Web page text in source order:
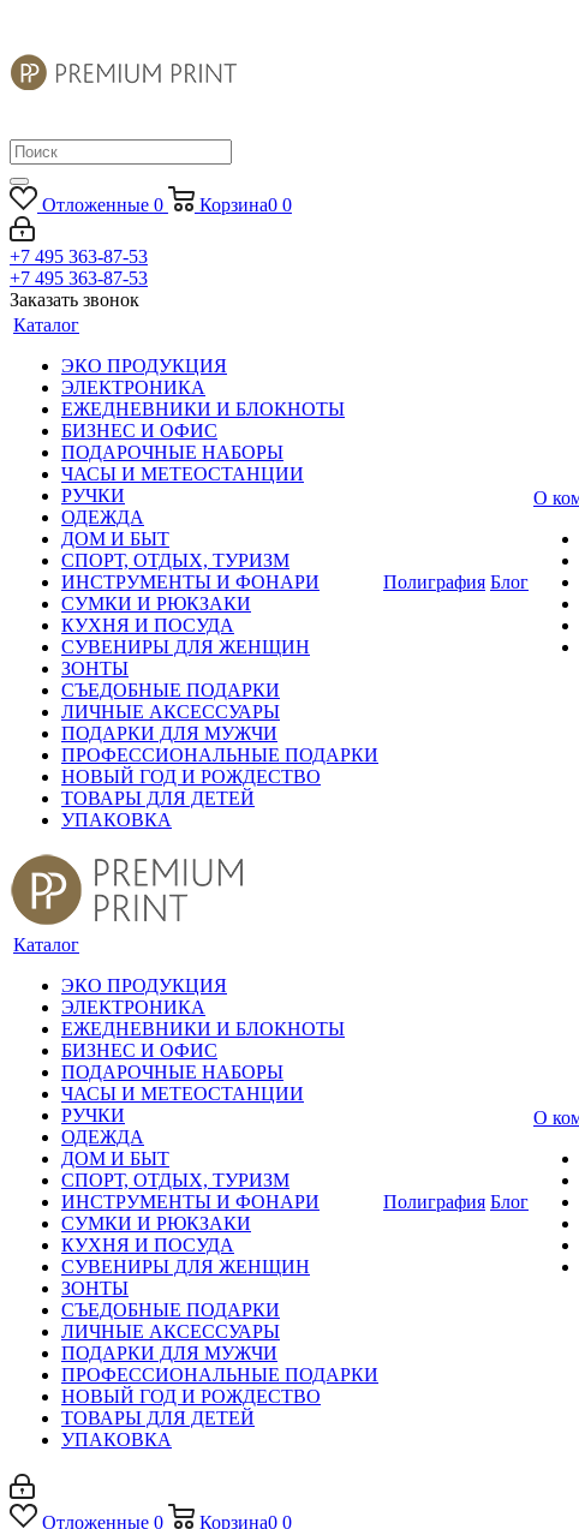
Отложенные 0 Корзина0 0
+7 495 363-87-53
+7 495 363-87-53
Заказать звонок
Каталог
ЭКО ПРОДУКЦИЯ
ЭЛЕКТРОНИКА
ЕЖЕДНЕВНИКИ И БЛОКНОТЫ
БИЗНЕС И ОФИС
ПОДАРОЧНЫЕ НАБОРЫ
ЧАСЫ И МЕТЕОСТАНЦИИ
РУЧКИ
ОДЕЖДА
ДОМ И БЫТ
СПОРТ, ОТДЫХ, ТУРИЗМ
ИНСТРУМЕНТЫ И ФОНАРИ
СУМКИ И РЮКЗАКИ
КУХНЯ И ПОСУДА
СУВЕНИРЫ ДЛЯ ЖЕНЩИН
ЗОНТЫ
СЪЕДОБНЫЕ ПОДАРКИ
ЛИЧНЫЕ АКСЕССУАРЫ
ПОДАРКИ ДЛЯ МУЖЧИ
ПРОФЕССИОНАЛЬНЫЕ ПОДАРКИ
НОВЫЙ ГОД И РОЖДЕСТВО
ТОВАРЫ ДЛЯ ДЕТЕЙ
УПАКОВКА
Полиграфия Блог
О
Каталог
ЭКО ПРОДУКЦИЯ
ЭЛЕКТРОНИКА
ЕЖЕДНЕВНИКИ И БЛОКНОТЫ
БИЗНЕС И ОФИС
ПОДАРОЧНЫЕ НАБОРЫ
ЧАСЫ И МЕТЕОСТАНЦИИ
РУЧКИ
ОДЕЖДА
ДОМ И БЫТ
СПОРТ, ОТДЫХ, ТУРИЗМ
ИНСТРУМЕНТЫ И ФОНАРИ
СУМКИ И РЮКЗАКИ
КУХНЯ И ПОСУДА
СУВЕНИРЫ ДЛЯ ЖЕНЩИН
ЗОНТЫ
СЪЕДОБНЫЕ ПОДАРКИ
ЛИЧНЫЕ АКСЕССУАРЫ
ПОДАРКИ ДЛЯ МУЖЧИ
ПРОФЕССИОНАЛЬНЫЕ ПОДАРКИ
НОВЫЙ ГОД И РОЖДЕСТВО
ТОВАРЫ ДЛЯ ДЕТЕЙ
УПАКОВКА
Полиграфия Блог
О
Отложенные 0 Корзина0 0